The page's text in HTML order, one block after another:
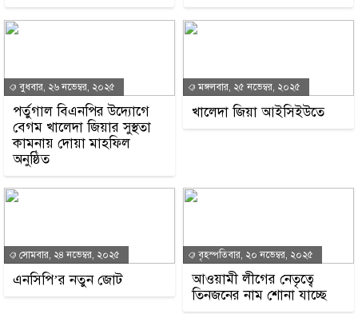
বুধবার, ২৬ নভেম্বর, ২০২৫
পর্তুগাল বিএনপির উদ্যোগে
বেগম খালেদা জিয়ার সুস্থতা
কামনায় দোয়া মাহফিল
অনুষ্ঠিত
মঙ্গলবার, ২৫ নভেম্বর, ২০২৫
খালেদা জিয়া আইসিইউতে
সোমবার, ২৪ নভেম্বর, ২০২৫
এনসিপি’র নতুন জোট
বৃহস্পতিবার, ২০ নভেম্বর, ২০২৫
আওয়ামী লীগের নেতৃত্বে
তিনজনের নাম শোনা যাচ্ছে